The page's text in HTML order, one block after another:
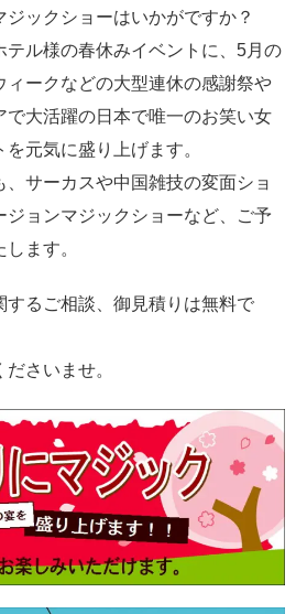
ックショーはいかがですか？
テル様の春休みイベントに、5月の
ィークなどの大型連休の感謝祭や
で大活躍の日本で唯一のお笑い女
元気に盛り上げます。
サーカスや中国雑技の変面ショ
ジョンマジックショーなど、ご予
ます。
するご相談、御見積りは無料で
さいませ。